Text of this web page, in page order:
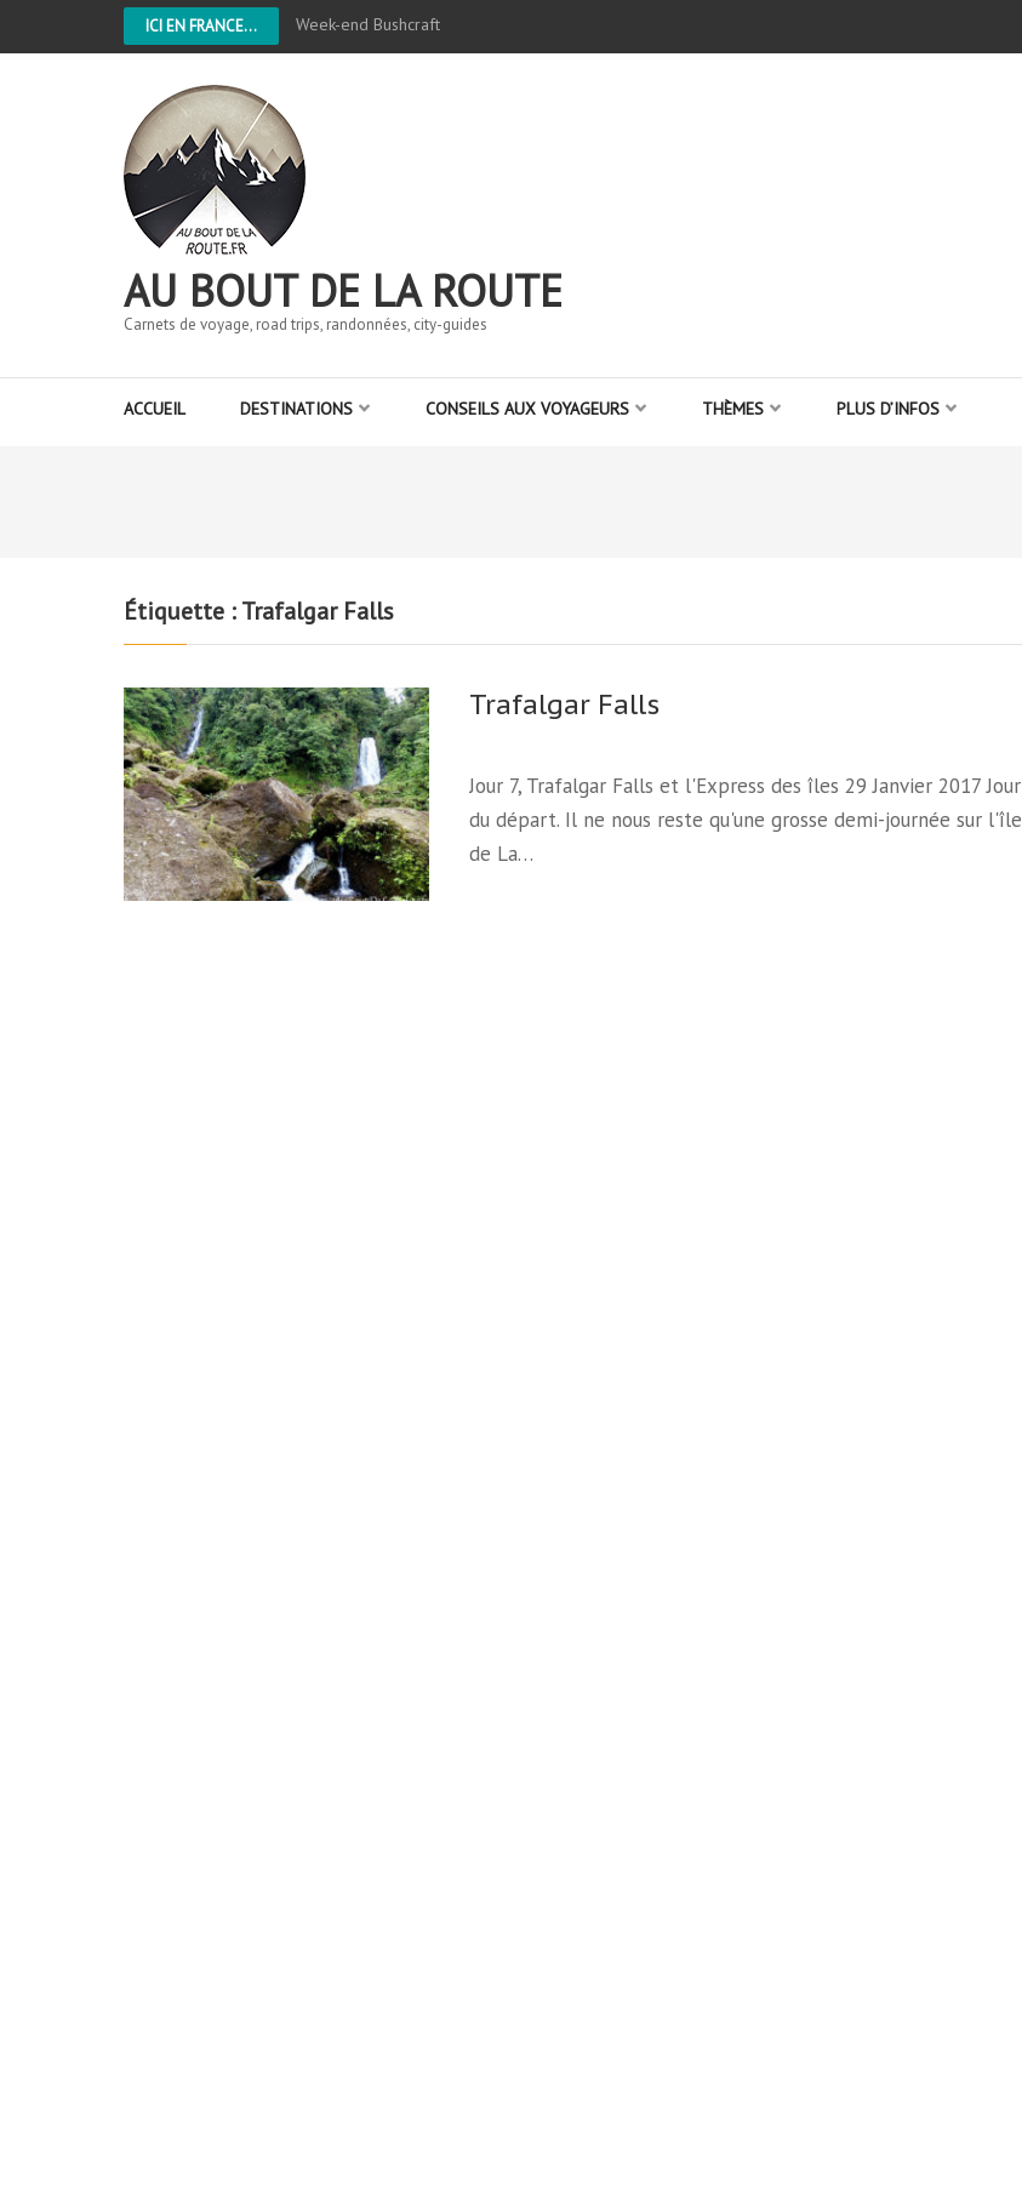
ICI EN FRANCE... Week-end Bushcraft
AU BOUT DE LA ROUTE
Carnets de voyage, road trips, randonnées, city-guides
ACCUEIL DESTINATIONS CONSEILS AUX VOYAGEURS THÈMES PLUS D’INFOS
Étiquette :Trafalgar Falls
Trafalgar Falls
Jour 7, Trafalgar Falls et l'Express des îles 29 Janvier 2017 Jour
du départ. Il ne nous reste qu'une grosse demi-journée sur l'île
de La…